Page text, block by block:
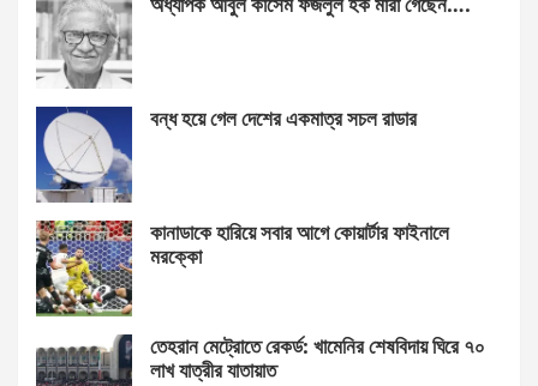
বন্ধ হয়ে গেল দেশের একমাত্র সচল রাডার
কানাডাকে হারিয়ে সবার আগে কোয়ার্টার ফাইনালে
মরক্কো
তেহরান মেট্রোতে রেকর্ড: খামেনির শেষবিদায় ঘিরে ৭০
লাখ যাত্রীর যাতায়াত